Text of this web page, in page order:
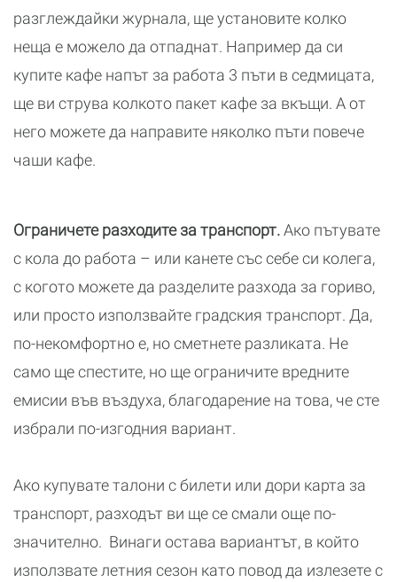
разглеждайки журнала, ще установите колко
неща е можело да отпаднат. Например да си
купите кафе напът за работа 3 пъти в седмицата,
ще ви струва колкото пакет кафе за вкъщи. А от
него можете да направите няколко пъти повече
чаши кафе.
Ограничете разходите за транспорт.Ако пътувате
с кола до работа – или канете със себе си колега,
с когото можете да разделите разхода за гориво,
или просто използвайте градския транспорт. Да,
по-некомфортно е, но сметнете разликата. Не
само ще спестите, но ще ограничите вредните
емисии във въздуха, благодарение на това, че сте
избрали по-изгодния вариант.
Ако купувате талони с билети или дори карта за
транспорт, разходът ви ще се смали още по-
значително. Винаги остава вариантът, в който
използвате летния сезон като повод да излезете с